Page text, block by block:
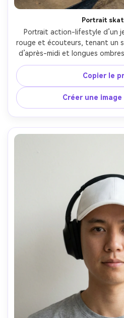
Portrait
Portrait action-lifestyle d’un
rouge et écouteurs, tenant un
d’après-midi et longues
Nikon Z9 50mm f/1.2,
composition énergique, ultra
-ar 4:5
Copier le
Créer une